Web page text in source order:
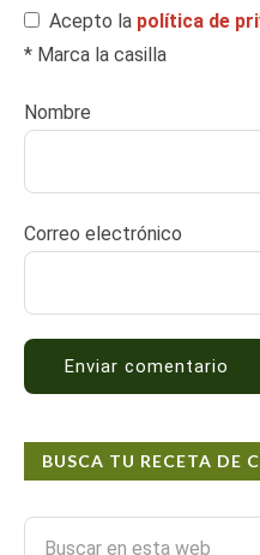
Acepto la política de
* Marca la casilla
Nombre
Correo electrónico
BUSCA TU RECETA DE